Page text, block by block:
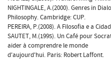
NIGHTINGALE, A.(2000). Genres in
Philosophy. Cambridge: CUP.
PEREIRA, P.(2008). A Filosofia e a
SAUTET, M.(1995). Un Café pour
aider à comprendre le monde
d'aujourd'hui. Paris: Robert Laffont.